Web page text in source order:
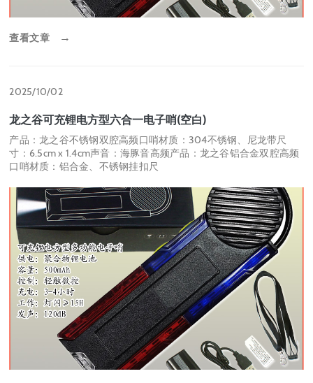
查看文章 →
2025/10/02
龙之谷可充锂电方型六合一电子哨(空白)
产品：龙之谷不锈钢双腔高频口哨材质：304不锈钢、尼龙带尺
寸：6.5cm x 1.4cm声音：海豚音高频产品：龙之谷铝合金双腔高频
口哨材质：铝合金、不锈钢挂扣尺